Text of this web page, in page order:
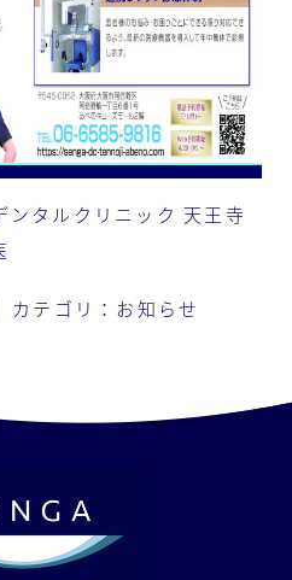
ンタルクリニック 天王寺
カテゴリ： お知らせ